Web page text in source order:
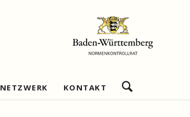
Navigation
überspringen
NETZWERK KONTAKT